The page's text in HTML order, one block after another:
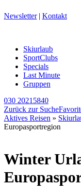
Newsletter| Kontakt
Skiurlaub
SportClubs
Specials
Last Minute
Gruppen
030 20215840
Zurück zur Suche
Aktives Reisen »
Europasportregion
Winter